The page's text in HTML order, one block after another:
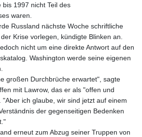
1997 nicht Teil des
waren.
Russland nächste Woche schriftliche
Krise vorlegen, kündigte Blinken an.
nicht um eine direkte Antwort auf den
Washington werde seine eigenen
großen Durchbrüche erwartet", sagte
mit Lawrow, das er als "offen und
"Aber ich glaube, wir sind jetzt auf einem
der gegenseitigen Bedenken
erneut zum Abzug seiner Truppen von